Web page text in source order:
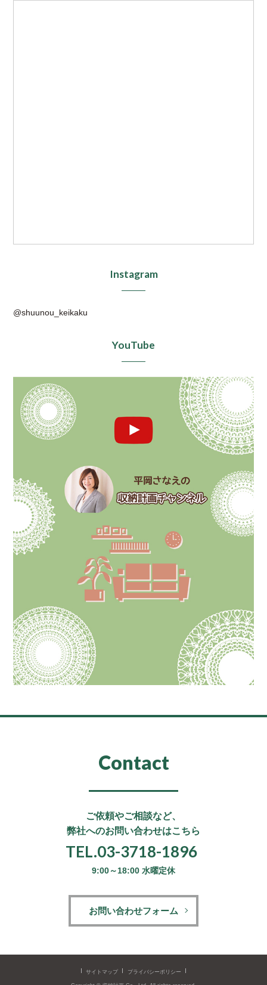
Instagram
@shuunou_keikaku
YouTube
Contact
ご依頼やご相談など、
弊社へのお問い合わせはこちら
TEL.03-3718-1896
9:00～18:00 水曜定休
お問い合わせフォーム
サイトマップ プライバシーポリシー